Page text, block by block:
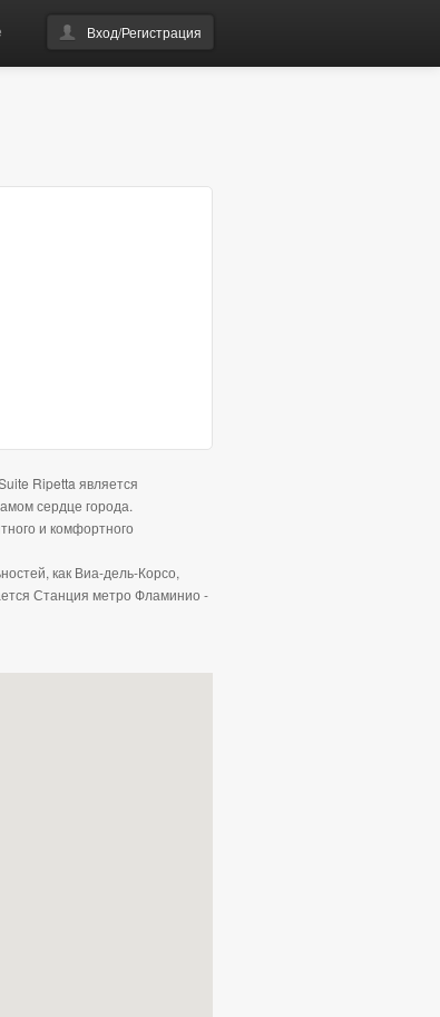
Вход/Регистрация
Ripetta является
сердце города.
и комфортного
как Виа-дель-Корсо,
Станция метро Фламинио -